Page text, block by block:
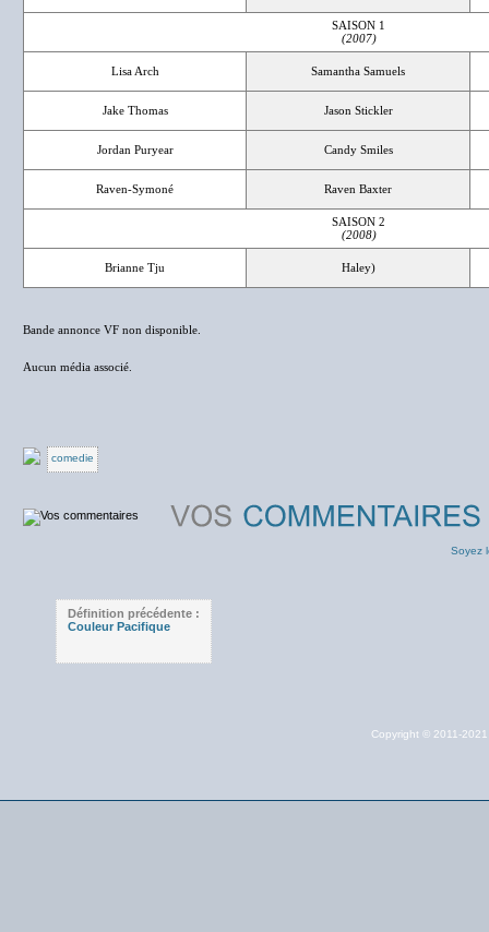
SAISON 1
(2007)
Lisa Arch Samantha Samuels
Jake Thomas Jason Stickler
Jordan Puryear Candy Smiles
Raven-Symoné Raven Baxter
SAISON 2
(2008)
Brianne Tju Haley)
Bande annonce VF non disponible.
Aucun média associé.
comedie
Soyez
Définition précédente :
Couleur Pacifique
Copyright © 2011-